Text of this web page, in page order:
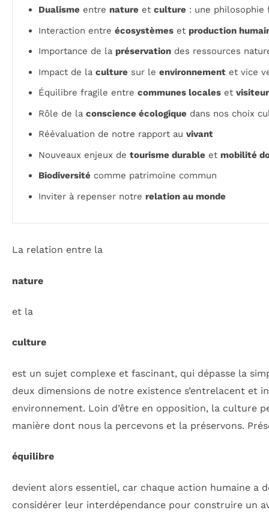
Dualisme entre nature et culture : une philosophie
Interaction entre écosystèmes et production
Importance de la préservation des ressources
Impact de la culture sur le environnement et vice
Équilibre fragile entre communes locales et
Rôle de la conscience écologique dans nos choix
Réévaluation de notre rapport au vivant
Nouveaux enjeux de tourisme durable et mobilité
Biodiversité comme patrimoine commun
Inviter à repenser notre relation au monde
La relation entre la
nature
et la
culture
est un sujet complexe et fascinant, qui dépasse la
deux dimensions de notre existence s’entrelacent
environnement. Loin d’être en opposition, la culture
manière dont nous la percevons et la préservons.
équilibre
devient alors essentiel, car chaque action humaine a
considérer leur interdépendance pour construire un